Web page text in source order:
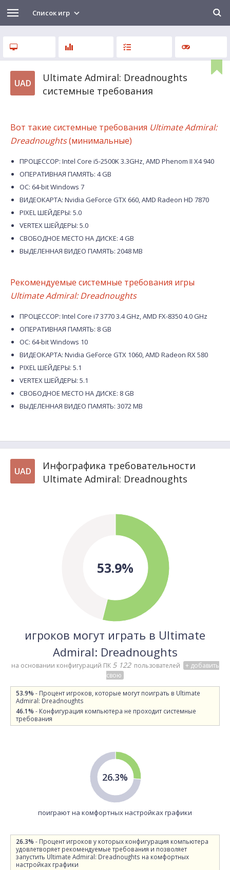
Список игр
UAD
Ultimate Admiral: Dreadnoughts
системные требования
Вот такие системные требования Ultimate Admiral:
Dreadnoughts(минимальные)
ПРОЦЕССОР: Intel Core i5-2500K 3.3GHz, AMD Phenom II X4 940
ОПЕРАТИВНАЯ ПАМЯТЬ: 4 GB
ОС: 64-bit Windows 7
ВИДЕОКАРТА: Nvidia GeForce GTX 660, AMD Radeon HD 7870
PIXEL ШЕЙДЕРЫ: 5.0
VERTEX ШЕЙДЕРЫ: 5.0
СВОБОДНОЕ МЕСТО НА ДИСКЕ: 4 GB
ВЫДЕЛЕННАЯ ВИДЕО ПАМЯТЬ: 2048 MB
Рекомендуемые системные требования игры
Ultimate Admiral: Dreadnoughts
ПРОЦЕССОР: Intel Core i7 3770 3.4 GHz, AMD FX-8350 4.0 GHz
ОПЕРАТИВНАЯ ПАМЯТЬ: 8 GB
ОС: 64-bit Windows 10
ВИДЕОКАРТА: Nvidia GeForce GTX 1060, AMD Radeon RX 580
PIXEL ШЕЙДЕРЫ: 5.1
VERTEX ШЕЙДЕРЫ: 5.1
СВОБОДНОЕ МЕСТО НА ДИСКЕ: 8 GB
ВЫДЕЛЕННАЯ ВИДЕО ПАМЯТЬ: 3072 MB
UAD
Инфографика требовательности
Ultimate Admiral: Dreadnoughts
53.9%
игроков могут играть в Ultimate
Admiral: Dreadnoughts
на основании конфигураций ПК 5 122 пользователей
+ добавить
свою
53.9% - Процент игроков, которые могут поиграть в Ultimate
Admiral: Dreadnoughts
46.1% - Конфигурация компьютера не проходит системные
требования
26.3%
поиграют на комфортных настройках графики
26.3% - Процент игроков у которых конфигурация компьютера
удовлетворяет рекомендуемые требования и позволяет
запустить Ultimate Admiral: Dreadnoughts на комфортных
настройках графики